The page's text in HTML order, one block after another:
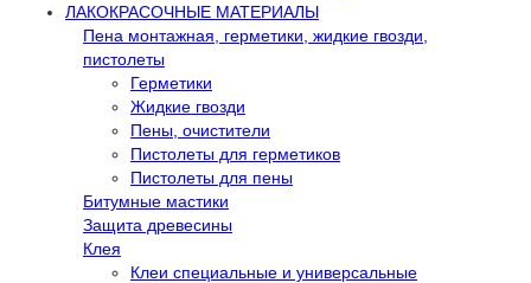
ЛАКОКРАСОЧНЫЕ МАТЕРИАЛЫ
Пена монтажная, герметики, жидкие гвозди,
пистолеты
Герметики
Жидкие гвозди
Пены, очистители
Пистолеты для герметиков
Пистолеты для пены
Битумные мастики
Защита древесины
Клея
Клеи специальные и универсальные